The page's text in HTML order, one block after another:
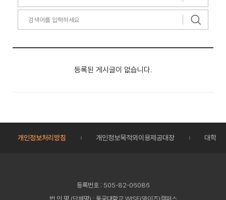
등록된 게시글이 없습니다.
개인정보처리방침 개인정보목적외이용제공대장 대학정
등록번호 : 505-82-06086